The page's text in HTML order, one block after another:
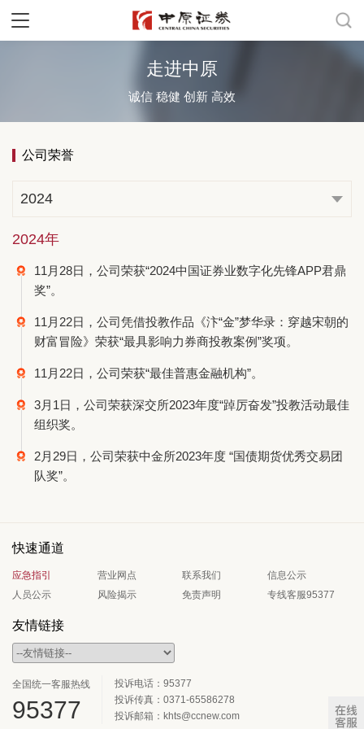
走进中原
诚信 稳健 创新 高效
公司荣誉
2024
2024年
11月28日，公司荣获“2024中国证券业数字化先锋APP君鼎
奖”。
11月22日，公司凭借投教作品《汴“金”梦华录：穿越宋朝的
财富冒险》荣获“最具影响力券商投教案例”奖项。
11月22日，公司荣获“最佳普惠金融机构”。
3月1日，公司荣获深交所2023年度“踔厉奋发”投教活动最佳
组织奖。
2月29日，公司荣获中金所2023年度 “国债期货优秀交易团
队奖”。
快速通道
应急指引 营业网点 联系我们
信息公示
人员公示
风险揭示 免责声明 专线客服95377
友情链接
全国统一客服热线
95377
投诉电话：95377
投诉传真：0371-65586278
投诉邮箱：khts@ccnew.com